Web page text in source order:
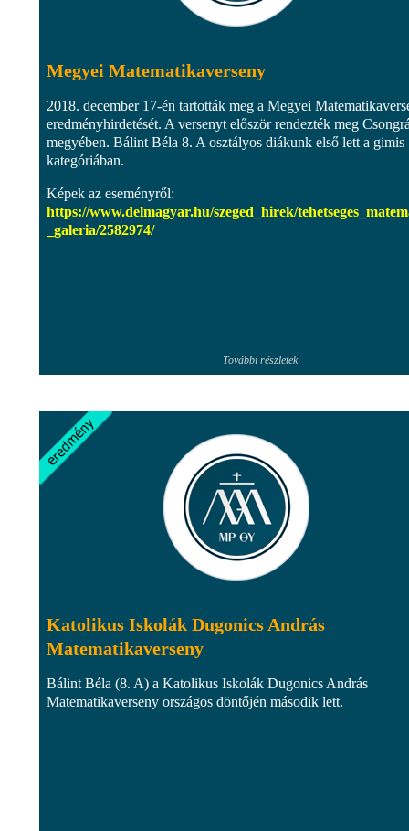
Megyei Matematikaverseny
2018. december 17-én tartották meg a Megyei
eredményhirdetését. A versenyt először rendezték meg
megyében. Bálint Béla 8. A osztályos diákunk első lett a gimis
kategóriában.
Képek az eseményről:
https://www.delmagyar.hu/szeged_hirek/
_galeria/2582974/
További részletek
Katolikus Iskolák Dugonics András
Matematikaverseny
Bálint Béla (8. A) a Katolikus Iskolák Dugonics András
Matematikaverseny országos döntőjén második lett.